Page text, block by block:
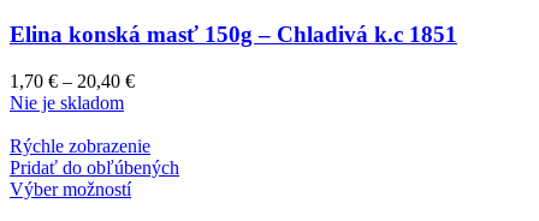
Elina konská masť 150g – Chladivá k.c 1851
1,70 € – 20,40 €
Nie je skladom
Rýchle zobrazenie
Pridať do obľúbených
Výber možností